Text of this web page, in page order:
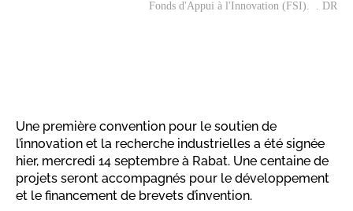
Fonds d'Appui à l'Innovation (FSI). . DR
Une première convention pour le soutien de
l’innovation et la recherche industrielles a été signée
hier, mercredi 14 septembre à Rabat. Une centaine de
projets seront accompagnés pour le développement
et le financement de brevets d’invention.